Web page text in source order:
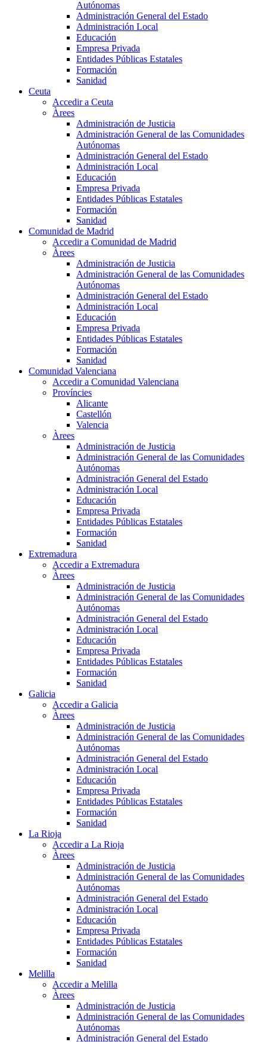
Autónomas
Administración General del Estado
Administración Local
Educación
Empresa Privada
Entidades Públicas Estatales
Formación
Sanidad
Ceuta
Accedir a Ceuta
Àrees
Administración de Justicia
Administración General de las Comunidades
Autónomas
Administración General del Estado
Administración Local
Educación
Empresa Privada
Entidades Públicas Estatales
Formación
Sanidad
Comunidad de Madrid
Accedir a Comunidad de Madrid
Àrees
Administración de Justicia
Administración General de las Comunidades
Autónomas
Administración General del Estado
Administración Local
Educación
Empresa Privada
Entidades Públicas Estatales
Formación
Sanidad
Comunidad Valenciana
Accedir a Comunidad Valenciana
Províncies
Alicante
Castellón
Valencia
Àrees
Administración de Justicia
Administración General de las Comunidades
Autónomas
Administración General del Estado
Administración Local
Educación
Empresa Privada
Entidades Públicas Estatales
Formación
Sanidad
Extremadura
Accedir a Extremadura
Àrees
Administración de Justicia
Administración General de las Comunidades
Autónomas
Administración General del Estado
Administración Local
Educación
Empresa Privada
Entidades Públicas Estatales
Formación
Sanidad
Galicia
Accedir a Galicia
Àrees
Administración de Justicia
Administración General de las Comunidades
Autónomas
Administración General del Estado
Administración Local
Educación
Empresa Privada
Entidades Públicas Estatales
Formación
Sanidad
La Rioja
Accedir a La Rioja
Àrees
Administración de Justicia
Administración General de las Comunidades
Autónomas
Administración General del Estado
Administración Local
Educación
Empresa Privada
Entidades Públicas Estatales
Formación
Sanidad
Melilla
Accedir a Melilla
Àrees
Administración de Justicia
Administración General de las Comunidades
Autónomas
Administración General del Estado